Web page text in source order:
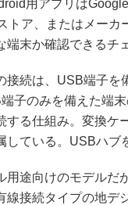
用アプリは
トア、またはメーカ
端末か確認できるチ
続は、USB端子を
子のみを備えた端
する仕組み。変換ケ
している。USBハブ
途向けのモデルだ
線接続タイプの地デ